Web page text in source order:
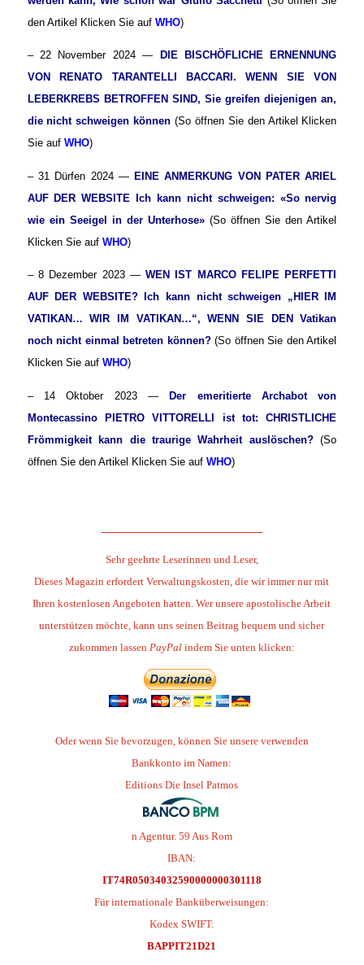
den Artikel Klicken Sie aufWHO)
– 22 November 2024 —
DIE BISCHÖFLICHE ERNENNUNG
VON RENATO TARANTELLI BACCARI. WENN SIE VON
LEBERKREBS BETROFFEN SIND, Sie greifen diejenigen an,
die nicht schweigen können (So öffnen Sie den Artikel Klicken
Sie auf WHO)
– 31 Dürfen 2024 —EINE ANMERKUNG VON PATER ARIEL
AUF DER WEBSITEIch kann nicht schweigen: «So nervig
wie ein Seeigel in der Unterhose» (So öffnen Sie den Artikel
Klicken Sie auf WHO)
– 8 Dezember 2023 —WEN IST MARCO FELIPE PERFETTI
AUF DER WEBSITE?
Ich kann nicht schweigen „HIER IM
VATIKAN… WIR IM VATIKAN…“, WENN SIE DEN Vatikan
noch nicht einmal betreten können? (So öffnen Sie den Artikel
Klicken Sie auf WHO)
– 14 Oktober 2023 —
Der emeritierte Archabot von
Montecassino PIETRO VITTORELLI ist tot: CHRISTLICHE
Frömmigkeit kann die traurige Wahrheit auslöschen? (So
öffnen Sie den Artikel Klicken Sie auf WHO)
Sehr geehrte Leserinnen und Leser,
Dieses Magazin erfordert Verwaltungskosten, die wir immer nur mit
Ihren kostenlosen Angeboten hatten. Wer unsere apostolische Arbeit
unterstützen möchte, kann uns seinen Beitrag bequem und sicher
zukommen lassen PayPalindem Sie unten klicken:
Oder wenn Sie bevorzugen, können Sie unsere verwenden
Bankkonto im Namen:
Editions Die Insel Patmos
n Agentur. 59 Aus Rom
IBAN:
IT74R05034032590000000301118
Für internationale Banküberweisungen:
Kodex SWIFT:
BAPPIT21D21